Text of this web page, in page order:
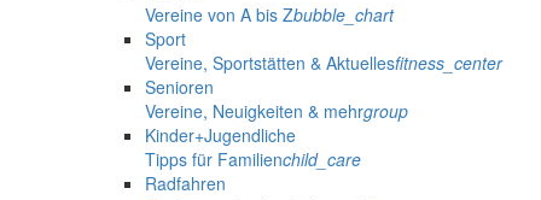
Vereine von A bis Zbubble_chart
Sport
Vereine, Sportstätten & Aktuellesfitness_center
Senioren
Vereine, Neuigkeiten & mehrgroup
Kinder+Jugendliche
Tipps für Familienchild_care
Radfahren